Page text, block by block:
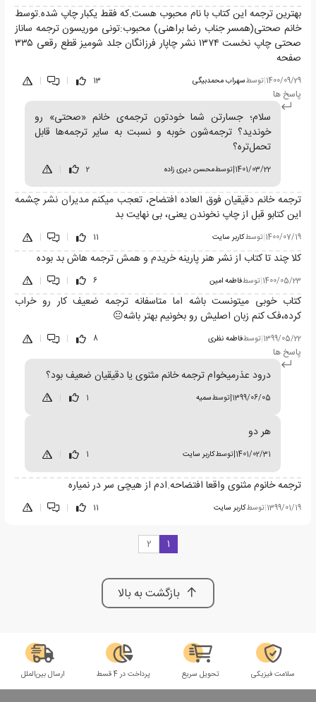
بهترین ترجمه این کتاب با نام محبوب هست.که فقط یکبار چاپ شده.توسط
خانم صحتی(همسر جناب رضا براهنی) محبوب:تونی موریسون ترجمه ساناز
صحتی چاپ نخست ۱۳۷۴ نشر چاپار فرزانگان جلد شومیز قطع رقعی ۳۳۵
صفحه
1400/09/29
|توسطسهراب محمدبیگی 13
|
|
پاسخ ها
سلام؛ جسارتن شما خودتون ترجمه‌ی خانم «صحتی» رو
خوندید؟ ترجمه‌شون خوبه و نسبت به سایر ترجمه‌ها قابل
تحمل‌تره؟
1401/03/22
|توسطمحسن دیری زاده 2
ترجمه خانم دقیقیان فوق العاده افتضاح، تعجب میکنم مدیران نشر چشمه
این کتابو قبل از چاپ نخوندن یعنی، بی نهایت بد
1400/07/19
|توسطکاربر سایت 11
|
|
کلا چند تا کتاب از نشر هنر پارینه خریدم و همش ترجمه هاش بد بوده
1400/05/23
|توسطفاطمه امین 6
|
|
کتاب خوبی میتونست باشه اما متاسفانه ترجمه ضعیف کار رو خراب
کرده،فک کنم زبان اصلیش رو بخونیم بهتر باشه😐
1399/05/22
|توسطفاطمه نظری 8
|
|
پاسخ ها
درود عذرمیخوام ترجمه خانم مثنوی یا دقیقیان ضعیف بود؟
1399/06/05
|توسطسمیه 1
هر دو
1401/02/31
|توسطکاربر سایت 1
ترجمه خانوم مثنوی واقعا افتضاحه.ادم از هیچی سر در نمیاره
1399/01/19
|توسطکاربر سایت 11
|
|
1
2
بازگشت به بالا
سلامت فیزیکی تحویل سریع پرداخت در 4 قسط ارسال بین‌الملل